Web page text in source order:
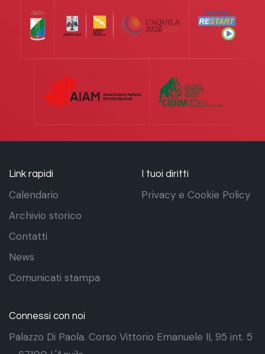
Link rapidi
Calendario
Archivio storico
Contatti
News
Comunicati stampa
I tuoi diritti
Privacy e Cookie Policy
Connessi con noi
Palazzo Di Paola. Corso Vittorio Emanuele II, 95 int. 5